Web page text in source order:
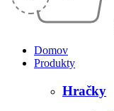
Domov
Produkty
Hračky